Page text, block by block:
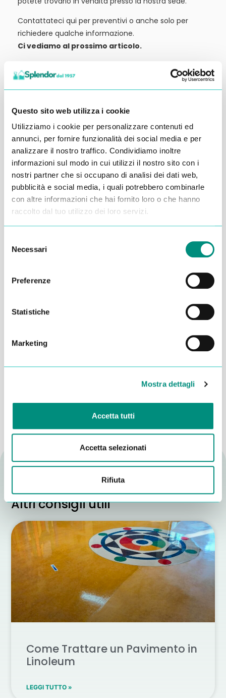
Questo sito web utilizza i cookie
Utilizziamo i cookie per personalizzare contenuti ed
annunci, per fornire funzionalità dei social media e per
analizzare il nostro traffico. Condividiamo inoltre
informazioni sul modo in cui utilizzi il nostro sito con i
nostri partner che si occupano di analisi dei dati web,
pubblicità e social media, i quali potrebbero combinarle
con altre informazioni che hai fornito loro o che hanno
raccolto dal tuo utilizzo dei loro servizi.
delNecessari
Preferenze
Statistiche
Marketing
Mostra dettagli
Accetta tutti
Accetta selezionati
Rifiuta
Contattateci qui per preventivi o anche solo per
richiedere qualche informazione.
Ci vediamo al prossimo articolo.
Inserisci i tuoi dati qui, ti ricontatteremo
entro 48 ore
Dichiaro di aver letto la
e acconsento al
Altri consigli utili
Come Trattare un Pavimento in
Linoleum
LEGGI TUTTO »